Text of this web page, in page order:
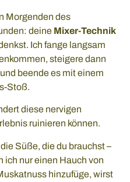
Morgenden des
deine Mixer-Technik
Ich fange langsam
steigere dann
beende es mit einem
Stoß.
diese nervigen
ruinieren können.
Süße, die du brauchst –
ich nur einen Hauch von
hinzufüge, wirst